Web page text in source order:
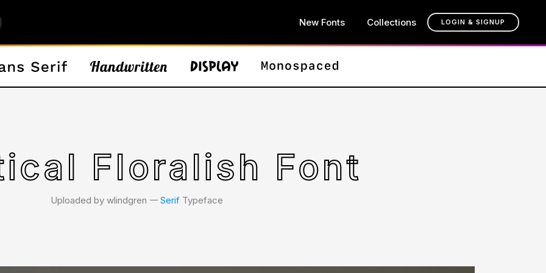
New Fonts Collections LOGIN & SIGNUP
Floralish Font
Uploaded by wlindgren 𑁋 SerifTypeface